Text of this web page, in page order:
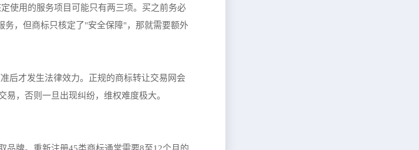
使用的服务项目可能只有两三项。买之前务必
，但商标只核定了"安全保障"，那就需要额外
后才发生法律效力。正规的商标转让交易网会
，否则一旦出现纠纷，维权难度极大。